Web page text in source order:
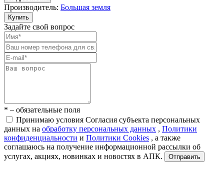
Производитель: Большая земля
Купить
Задайте свой вопрос
* – обязательные поля
Принимаю условия Согласия субъекта персональных
данных на обработку персональных данных , Политики
конфиденциальности и Политики Cookies , а также
соглашаюсь на получение информационной рассылки об
услугах, акциях, новинках и новостях в АПК.
Отправить